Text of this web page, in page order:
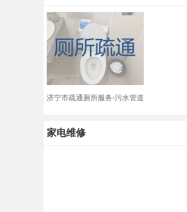
济宁市疏通厕所服务-污水管道
家电维修